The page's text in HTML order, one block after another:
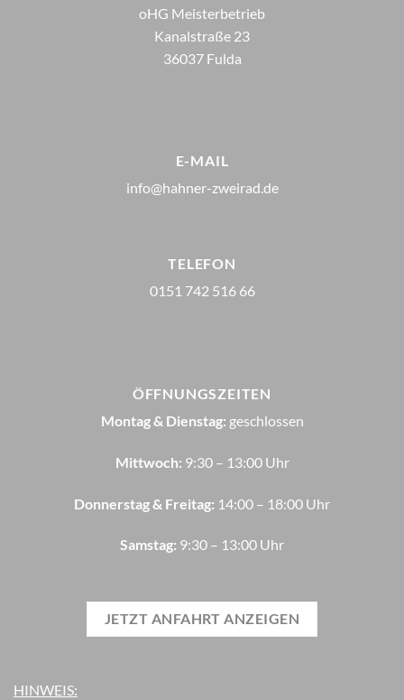
oHG Meisterbetrieb
Kanalstraße 23
36037 Fulda
E-MAIL
info@hahner-zweirad.de
TELEFON
0151 742 516 66
ÖFFNUNGSZEITEN
Montag & Dienstag: geschlossen
Mittwoch: 9:30 – 13:00 Uhr
Donnerstag & Freitag: 14:00 – 18:00 Uhr
Samstag: 9:30 – 13:00 Uhr
JETZT ANFAHRT ANZEIGEN
HINWEIS: